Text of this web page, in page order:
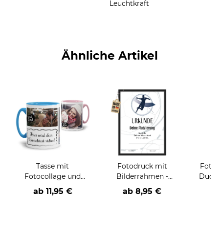
Leuchtkraft
Ähnliche Artikel
Tasse mit
Fotocollage und
Wunschtext -
verschiedene
ab 11,95 €
Fotodruck mit
Bilderrahmen -
Urkunde für
Handballer - mit
ab 8,95 €